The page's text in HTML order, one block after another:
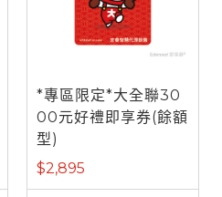
*專區限定*大全聯30
00元好禮即享券(餘額
型)
$2,895